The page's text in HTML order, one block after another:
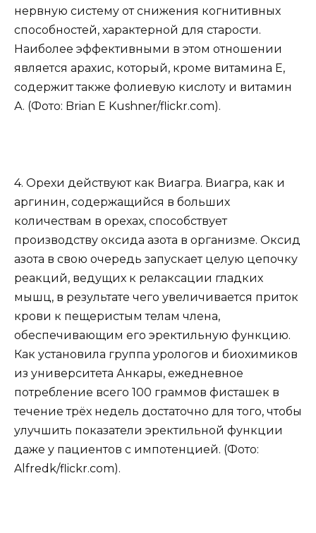
нервную систему от снижения когнитивных
способностей, характерной для старости.
Наиболее эффективными в этом отношении
является арахис, который, кроме витамина Е,
содержит также фолиевую кислоту и витамин
А. (Фото: Brian E Kushner/flickr.com).
4. Орехи действуют как Виагра. Виагра, как и
аргинин, содержащийся в больших
количествам в орехах, способствует
производству оксида азота в организме. Оксид
азота в свою очередь запускает целую цепочку
реакций, ведущих к релаксации гладких
мышц, в результате чего увеличивается приток
крови к пещеристым телам члена,
обеспечивающим его эректильную функцию.
Как установила группа урологов и биохимиков
из университета Анкары, ежедневное
потребление всего 100 граммов фисташек в
течение трёх недель достаточно для того, чтобы
улучшить показатели эректильной функции
даже у пациентов с импотенцией. (Фото:
Alfredk/flickr.com).